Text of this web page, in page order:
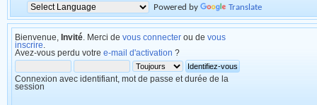
Powered by Translate
Bienvenue, Invité . Merci de vous connecter ou de vous
inscrire
Avez-vous perdu votre e-mail d'activation ?
Connexion avec identifiant, mot de passe et durée de la
session